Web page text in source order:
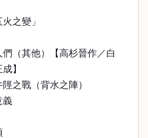
之變」
（其他）【高杉晉作／白
】
之戰（背水之陣）
義